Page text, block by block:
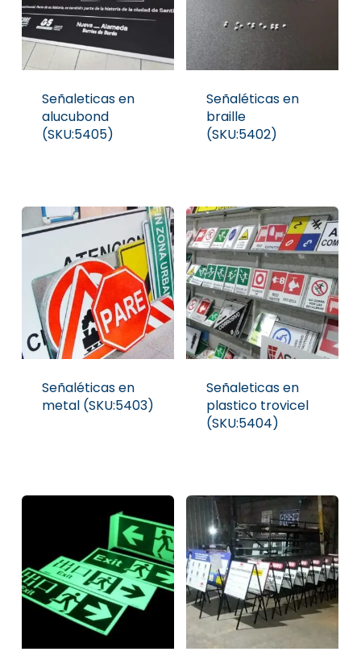
Señaleticas en
alucubond
(SKU:5405)
Señaléticas en
braille
(SKU:5402)
Señaléticas en
metal (SKU:5403)
Señaleticas en
plastico trovicel
(SKU:5404)